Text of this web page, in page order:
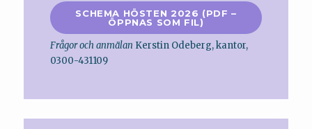
SCHEMA HÖSTEN 2026 (PDF –
ÖPPNAS SOM FIL)
Frågor och anmälan Kerstin Odeberg, kantor,
0300-431109